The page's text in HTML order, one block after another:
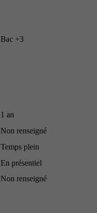
Bac +3
1 an
Non renseigné
Temps plein
En présentiel
Non renseigné